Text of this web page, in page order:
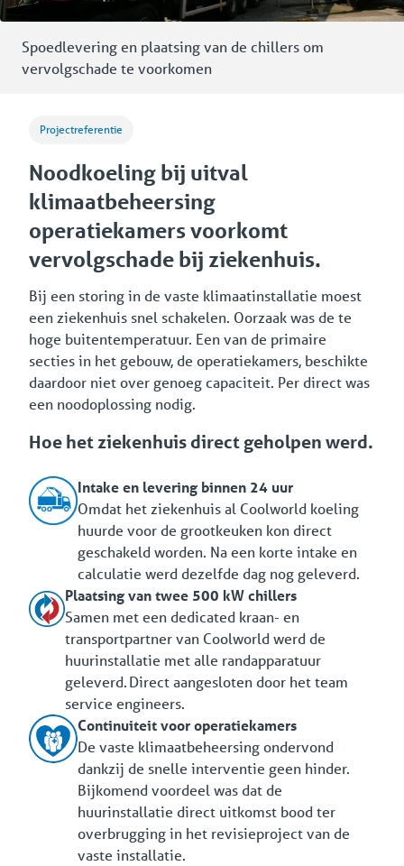
Projectreferentie
Noodkoeling bij uitval
klimaatbeheersing
operatiekamers voorkomt
vervolgschade bij ziekenhuis.
Bij een storing in de vaste klimaatinstallatie moest
een ziekenhuis snel schakelen. Oorzaak was de te
hoge buitentemperatuur. Een van de primaire
secties in het gebouw, de operatiekamers, beschikte
daardoor niet over genoeg capaciteit. Per direct was
een noodoplossing nodig.
Hoe het ziekenhuis direct geholpen werd.
Intake en levering binnen 24 uur
Omdat het ziekenhuis al Coolworld koeling
huurde voor de grootkeuken kon direct
geschakeld worden. Na een korte intake en
calculatie werd dezelfde dag nog geleverd.
Plaatsing van twee 500 kW chillers
Samen met een dedicated kraan- en
transportpartner van Coolworld werd de
huurinstallatie met alle randapparatuur
geleverd. Direct aangesloten door het team
service engineers.
Continuiteit voor operatiekamers
De vaste klimaatbeheersing ondervond
dankzij de snelle interventie geen hinder.
Bijkomend voordeel was dat de
huurinstallatie direct uitkomst bood ter
overbrugging in het revisieproject van de
vaste installatie.
Spoedlevering en plaatsing van de chillers om
vervolgschade te voorkomen